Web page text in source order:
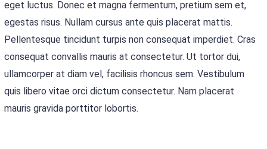
eget luctus. Donec et magna fermentum, pretium sem et,
egestas risus. Nullam cursus ante quis placerat mattis.
Pellentesque tincidunt turpis non consequat imperdiet. Cras
consequat convallis mauris at consectetur. Ut tortor dui,
ullamcorper at diam vel, facilisis rhoncus sem. Vestibulum
quis libero vitae orci dictum consectetur. Nam placerat
mauris gravida porttitor lobortis.